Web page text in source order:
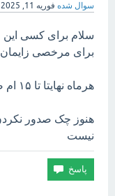
سوال شده فوریه 11, 2025
برای مرخصی
هرماه نهایتا تا ۱۵ ام صادر میشد
هنوز چک صدور
نیست